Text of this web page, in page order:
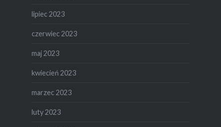
lipiec 2023
czerwiec 2023
maj 2023
kwiecień 2023
marzec 2023
luty 2023